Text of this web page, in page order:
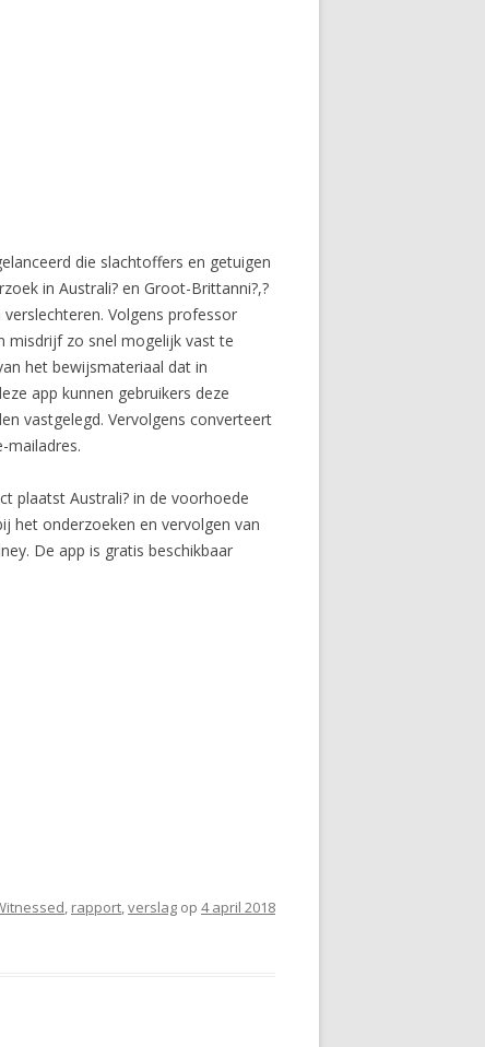
die slachtoffers en getuigen
in Australi? en Groot-Brittanni?,?
Volgens professor
misdrijf zo snel mogelijk vast te
het bewijsmateriaal dat in
app kunnen gebruikers deze
vastgelegd. Vervolgens converteert
mailadres.
plaatst Australi? in de voorhoede
het onderzoeken en vervolgen van
De app is gratis beschikbaar
, rapport,verslag op 4 april 2018